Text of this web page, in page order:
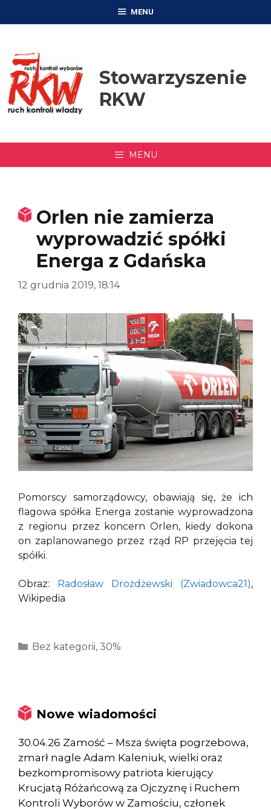
MENU
Stowarzyszenie
RKW
MENU
Orlen nie zamierza
wyprowadzić spółki
Energa z Gdańska
12 grudnia 2019, 18:14
Pomorscy samorządowcy, obawiają się, że ich
flagowa spółka Energa zostanie wyprowadzona
z regionu przez koncern Orlen, kiedy dokona
on zaplanowanego przez rząd RP przejęcia tej
spółki.
Obraz: Radosław Drożdżewski (Zwiadowca21),
Wikipedia
Kategorie
Bez kategorii, 30%
Nowe wiadomości
30.04.26 Zamość – Msza święta pogrzebowa,
zmarł nagle Adam Kaleniuk, wielki oraz
bezkompromisowy patriota kierujący
Krucjatą Różańcową za Ojczyznę i Ruchem
Kontroli Wyborów w Zamościu, członek